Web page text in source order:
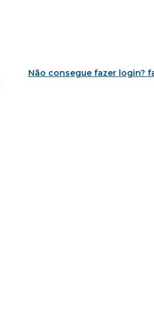
Não consegue fazer login?